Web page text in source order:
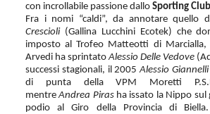
con incrollabile passione dallo Sporting
Fra i nomi “caldi”, da annotare quello
Crescioli(Gallina Lucchini Ecotek) che
imposto al Trofeo Matteotti di Marcialla,
Arvedi ha sprintatoAlessio Delle Vedove
successi stagionali, il 2005Alessio Giannelli
di punta della VPM Moretti
mentreAndrea Pirasha issato la Nippo sul
podio al Giro della Provincia di